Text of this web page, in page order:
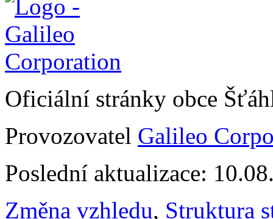
Oficiální stránky obce
Provozovatel Galileo
Poslední aktualizace:
Změna vzhledu, Struktura